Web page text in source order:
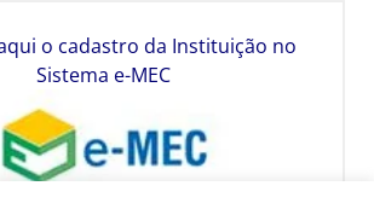
o cadastro da Instituição no
Sistema e-MEC